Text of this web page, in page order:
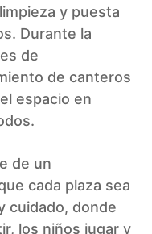
y puesta
Durante la
de
de canteros
espacio en
de un
cada plaza sea
cuidado, donde
los niños jugar y